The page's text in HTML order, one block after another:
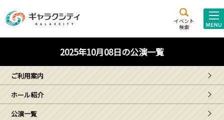
イベント
検索
施設案内
西新井
文化ホール
ギャラクシティとは
2025年10月08日の公演一覧
ご利用案内
ホール紹介
公演一覧